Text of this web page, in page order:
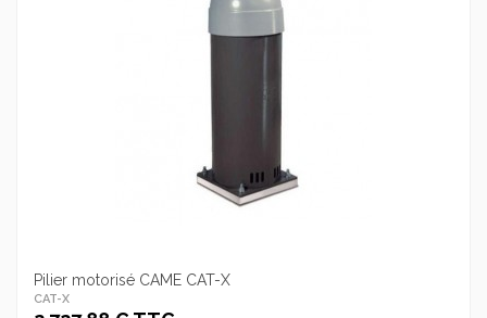
Pilier motorisé CAME CAT-X
CAT-X